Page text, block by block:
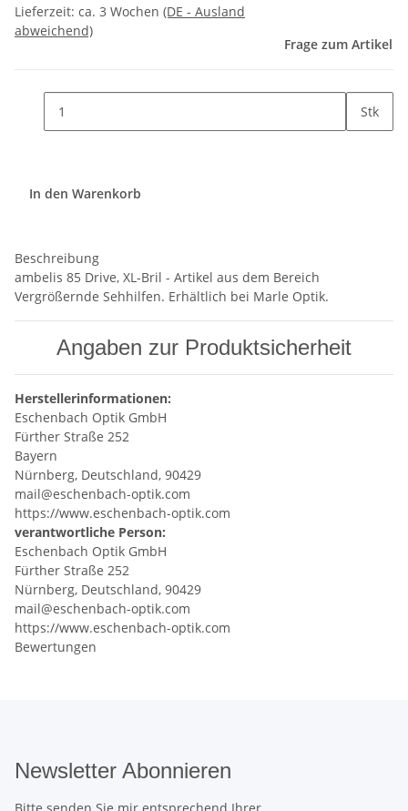
Lieferzeit: ca. 3 Wochen (DE - Ausland
abweichend)
Frage zum Artikel
Stk
In den Warenkorb
Beschreibung
ambelis 85 Drive, XL-Bril - Artikel aus dem Bereich
Vergrößernde Sehhilfen. Erhältlich bei Marle Optik.
Angaben zur Produktsicherheit
Herstellerinformationen:
Eschenbach Optik GmbH
Fürther Straße 252
Bayern
Nürnberg, Deutschland, 90429
mail@eschenbach-optik.com
https://www.eschenbach-optik.com
verantwortliche Person:
Eschenbach Optik GmbH
Fürther Straße 252
Nürnberg, Deutschland, 90429
mail@eschenbach-optik.com
https://www.eschenbach-optik.com
Bewertungen
Newsletter Abonnieren